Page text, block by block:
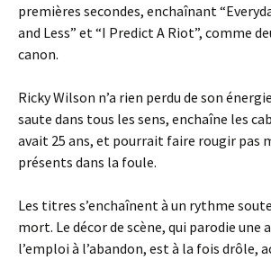
premières secondes, enchaînant
and Less” et “I Predict A Riot”, comme
canon.
Ricky Wilson n’a rien perdu de son
saute dans tous les sens, enchaîne les
avait 25 ans, et pourrait faire rougir pas
présents dans la foule.
Les titres s’enchaînent à un rythme
mort. Le décor de scène, qui parodie une
l’emploi à l’abandon, est à la fois drôle,